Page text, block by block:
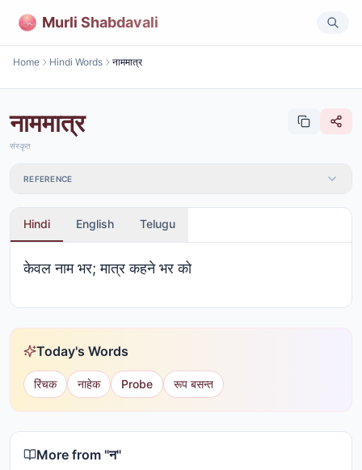
Murli Shabdavali
Home Hindi Words नाममात्र
नाममात्र
संस्कृत
REFERENCE
Hindi English Telugu
केवल नाम भर; मात्र कहने भर को
Today's Words
रिंचक नाहेक Probe रूप बसन्त
More from "न"